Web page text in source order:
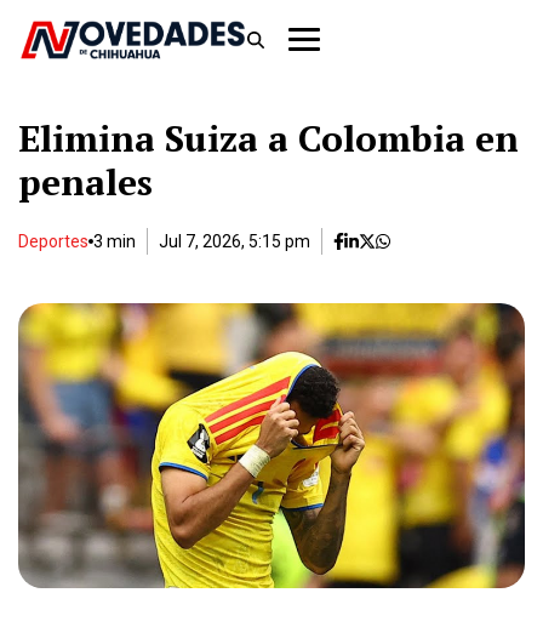
Elimina Suiza a Colombia en
penales
Deportes 3 min Jul 7, 2026, 5:15 pm